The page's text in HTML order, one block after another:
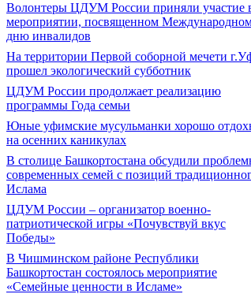
Волонтеры ЦДУМ России приняли участие
мероприятии, посвященном
дню инвалидов
На территории Первой соборной мечети
прошел экологический субботник
ЦДУМ России продолжает реализацию
программы Года семьи
Юные уфимские мусульманки хорошо
на осенних каникулах
В столице Башкортостана обсудили
современных семей с позиций
Ислама
ЦДУМ России – организатор военно-
патриотической игры «Почувствуй вкус
Победы»
В Чишминском районе Республики
Башкортостан состоялось мероприятие
«Семейные ценности в Исламе»